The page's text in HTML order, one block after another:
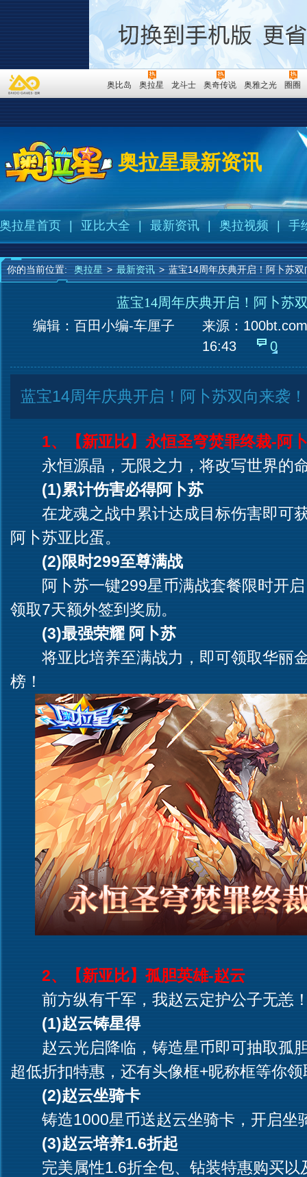
奥比岛 奥拉星 龙斗士 奥奇传说 奥雅之光 圈圈
奥拉星最新资讯
奥拉星首页 亚比大全 最新资讯 奥拉视频 手
你的当前位置: 奥拉星 > 最新资讯 > 蓝宝14周年庆典开启！阿卜苏双
蓝宝14周年庆典开启！阿卜苏
编辑：百田小编-车厘子
来源：
16:43
0
蓝宝14周年庆典开启！阿卜苏双向来袭！
1、【新亚比】永恒圣穹焚罪终裁-阿
永恒源晶，无限之力，将改写世界的
(1)累计伤害必得阿卜苏
在龙魂之战中累计达成目标伤害即可
阿卜苏亚比蛋。
(2)限时299至尊满战
阿卜苏一键299星币满战套餐限时开启
领取7天额外签到奖励。
(3)最强荣耀 阿卜苏
将亚比培养至满战力，即可领取华丽
榜！
2、【新亚比】孤胆英雄-赵云
前方纵有千军，我赵云定护公子无恙
(1)赵云铸星得
赵云光启降临，铸造星币即可抽取孤
超低折扣特惠，还有头像框+昵称框等你领
(2)赵云坐骑卡
铸造1000星币送赵云坐骑卡，开启坐
(3)赵云培养1.6折起
完美属性1.6折全包、钻装特惠购买以